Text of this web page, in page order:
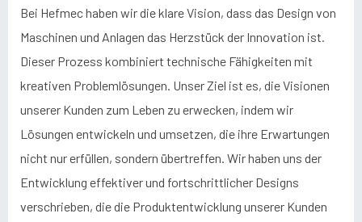
Bei Hefmec haben wir die klare Vision, dass das Design von
Maschinen und Anlagen das Herzstück der Innovation ist.
Dieser Prozess kombiniert technische Fähigkeiten mit
kreativen Problemlösungen. Unser Ziel ist es, die Visionen
unserer Kunden zum Leben zu erwecken, indem wir
Lösungen entwickeln und umsetzen, die ihre Erwartungen
nicht nur erfüllen, sondern übertreffen. Wir haben uns der
Entwicklung effektiver und fortschrittlicher Designs
verschrieben, die die Produktentwicklung unserer Kunden